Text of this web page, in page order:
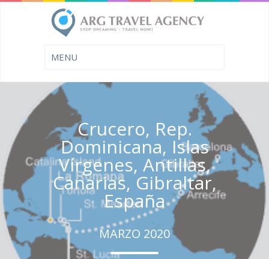
Crucero, Rep.
Dominicana, Islas
Vírgenes, Antillas,
Canarias, Gibraltar,
España
MARZO 2020